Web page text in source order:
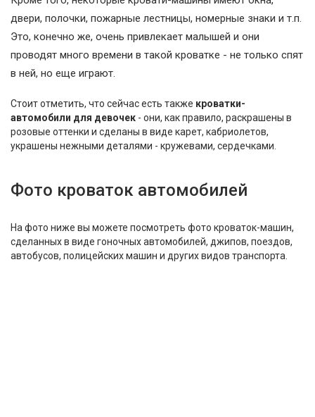
двери, полочки, пожарные лестницы, номерные знаки и т.п.
Это, конечно же, очень привлекает малышей и они
проводят много времени в такой кроватке - не только спят
в ней, но еще играют.
Стоит отметить, что сейчас есть также кроватки-
автомобили для девочек - они, как правило, раскрашены в
розовые оттенки и сделаны в виде карет, кабриолетов,
украшены нежными деталями - кружевами, сердечками.
Фото кроваток автомобилей
На фото ниже вы можете посмотреть фото кроваток-машин,
сделанных в виде гоночных автомобилей, джипов, поездов,
автобусов, полицейских машин и других видов транспорта.